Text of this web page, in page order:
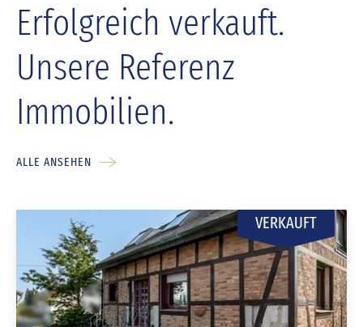
Erfolgreich verkauft.
Unsere Referenz
Immobilien.
ALLE ANSEHEN
VERKAUFT